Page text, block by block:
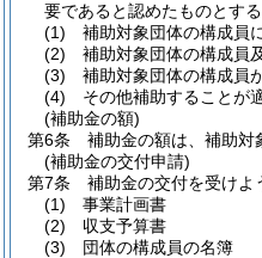
要であると認めたものとする
(1)
補助対象団体の構成員
(2)
補助対象団体の構成員
(3)
補助対象団体の構成員
(4)
その他補助することが
(補助金の額)
第6条
補助金の額は、補助対
(補助金の交付申請)
第7条
補助金の交付を受けよ
(1)
事業計画書
(2)
収支予算書
(3)
団体の構成員の名簿